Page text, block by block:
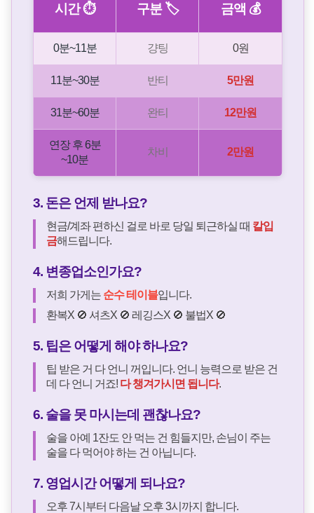
시간 ⏱️ 구분 🏷️ 금액 💰
0분~11분 걍팅 0원
11분~30분 반티 5만원
31분~60분 완티 12만원
연장 후 6분
~10분
차비 2만원
3. 돈은 언제 받나요?
현금/계좌 편하신 걸로 바로 당일 퇴근하실 때 칼입
금해드립니다.
4. 변종업소인가요?
저희 가게는 순수 테이블입니다.
환복X 🚫 셔츠X 🚫 레깅스X 🚫 불법X 🚫
5. 팁은 어떻게 해야 하나요?
팁 받은 거 다 언니 꺼입니다. 언니 능력으로 받은 건
데 다 언니 거죠! 다 챙겨가시면 됩니다.
6. 술을 못 마시는데 괜찮나요?
술을 아예 1잔도 안 먹는 건 힘들지만, 손님이 주는
술을 다 먹어야 하는 건 아닙니다.
7. 영업시간 어떻게 되나요?
오후 7시부터 다음날 오후 3시까지 합니다.